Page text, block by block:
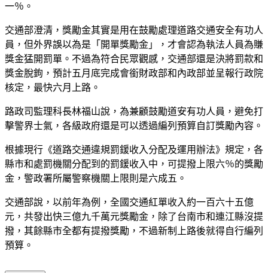
一％。
交通部澄清，獎勵金其實是用在鼓勵處理道路交通安全有功人
員，但外界誤以為是「開單獎勵金」，才會認為執法人員為賺
獎金猛開罰單。不過為符合民眾觀感，交通部還是決將罰款和
獎金脫鉤，預計五月底完成會銜財政部和內政部並呈報行政院
核定，最快六月上路。
路政司監理科長林福山說，為兼顧鼓勵道安有功人員，避免打
擊警界士氣，各級政府還是可以透過編列預算自訂獎勵內容。
根據現行《道路交通違規罰鍰收入分配及運用辦法》規定，各
縣市和處罰機關分配到的罰鍰收入中，可提撥上限六％的獎勵
金，警政署所屬警察機關上限則是六成五。
交通部說，以前年為例，全國交通紅單收入約一百六十五億
元，共發出快三億九千萬元獎勵金，除了台南市和連江縣沒提
撥，其餘縣市全都有提撥獎勵，不過新制上路後就得自行編列
預算。